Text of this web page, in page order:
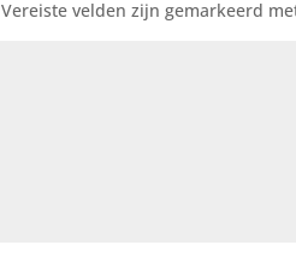
Vereiste velden zijn gemarkeerd